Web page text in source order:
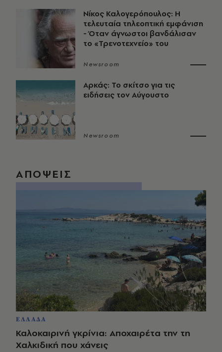
Νίκος Καλογερόπουλος: Η
τελευταία τηλεοπτική εμφάνιση
- Όταν άγνωστοι βανδάλισαν
το «Τρενοτεχνείο» του
Newsroom
Αρκάς: Το σκίτσο για τις
ειδήσεις τον Αύγουστο
Newsroom
ΑΠΟΨΕΙΣ
ΕΛΛΑΔΑ
Καλοκαιρινή γκρίνια: Αποχαιρέτα την τη
Χαλκιδική που χάνεις